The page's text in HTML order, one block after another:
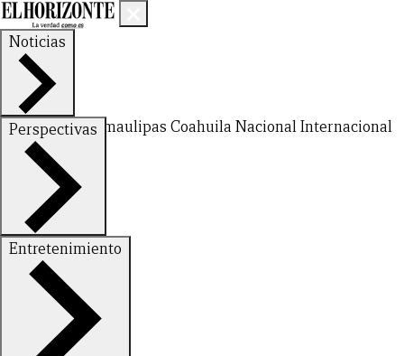
Noticias
Nuevo LeónTamaulipas Coahuila NacionalInternacional
Perspectivas
FinanzasOpinión
Entretenimiento